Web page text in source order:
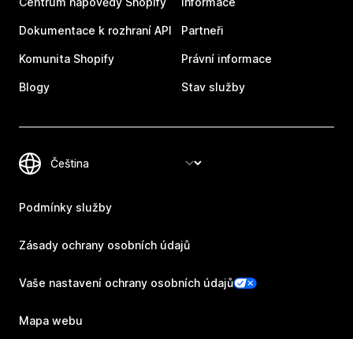
Dokumentace k rozhraní API
Komunita Shopify
Blogy
Partneři
Právní informace
Stav služby
Podmínky služby
Zásady ochrany osobních údajů
Vaše nastavení ochrany osobních údajů
Mapa webu